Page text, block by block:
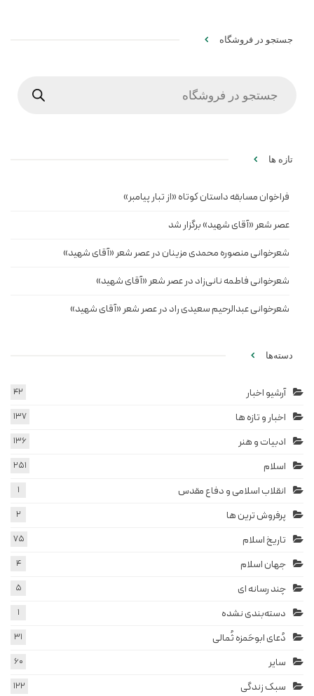
جستجو در فروشگاه
تازه ها
فراخوان مسابقه داستان کوتاه «از تبار پیامبر»
عصر شعر «آقای شهید» برگزار شد
شعرخوانی منصوره محمدی مزینان در عصر شعر «آقای شهید»
شعرخوانی فاطمه نانی‌زاد در عصر شعر «آقای شهید»
شعرخوانی عبدالرحیم سعیدی راد در عصر شعر «آقای شهید»
دسته‌ها
آرشیو اخبار 42
اخبار و تازه ها 137
ادبیات و هنر 136
اسلام 251
انقلاب اسلامی و دفاع مقدس 1
پرفروش ترین ها 2
تاریخ اسلام 75
جهان اسلام 4
چند رسانه ای 5
دسته‌بندی نشده 1
دُعای ابوحَمزه ثُمالی 31
سایر 60
سبک زندگی 122